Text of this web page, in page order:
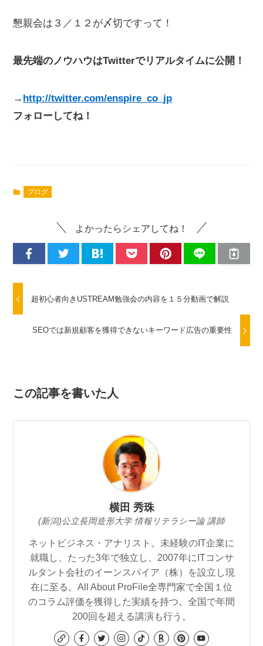
懇親会は３／１２が〆切ですって！
最先端のノウハウはTwitterでリアルタイムに公開！
→ http://twitter.com/enspire_co_jp
フォローしてね！
ブログ
よかったらシェアしてね！
超初心者向きUSTREAM勉強会の内容を１５分動画で解説
SEOでは新規顧客を獲得できないキーワード広告の重要性
この記事を書いた人
横田 秀珠
(新潟)公立長岡造形大学 情報リテラシー論 講師
ネットビジネス・アナリスト。未経験のIT企業に
就職し、たった3年で独立し、2007年にITコンサ
ルタント会社のイーンスパイア（株）を設立し現
在に至る。All About ProFile全専門家で全国１位
のコラム評価を獲得した実績を持つ。全国で年間
200回を超える講演も行う。